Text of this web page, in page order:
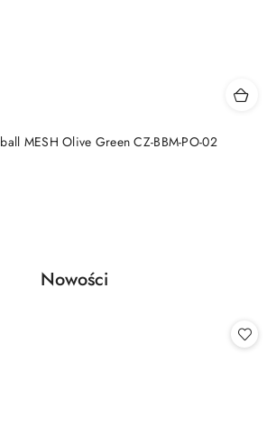
MESH Olive Green CZ-BBM-PO-02
produktów
Produkty
Nowości